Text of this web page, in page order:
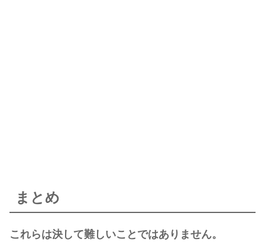
まとめ
これらは決して難しいことではありません。